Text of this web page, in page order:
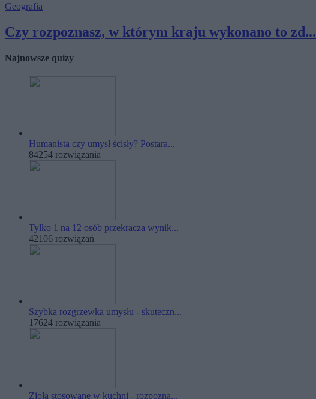
Geografia
Czy rozpoznasz, w którym kraju wykonano to zd...
Najnowsze quizy
Humanista czy umysł ścisły? Postara...
84254 rozwiązania
Tylko 1 na 12 osób przekracza wynik...
42106 rozwiązań
Szybka rozgrzewka umysłu - skuteczn...
17624 rozwiązania
Zioła stosowane w kuchni - rozpozna...